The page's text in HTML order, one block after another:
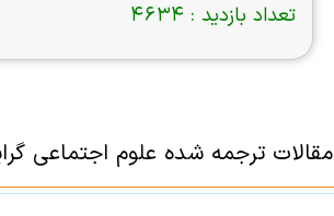
تعداد بازدید : 4634
مقالات ترجمه شده علوم اجتماعی